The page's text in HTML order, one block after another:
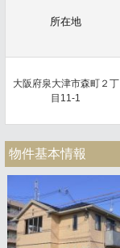
所在地
大阪府泉大津市森町２丁
目11-1
物件基本情報